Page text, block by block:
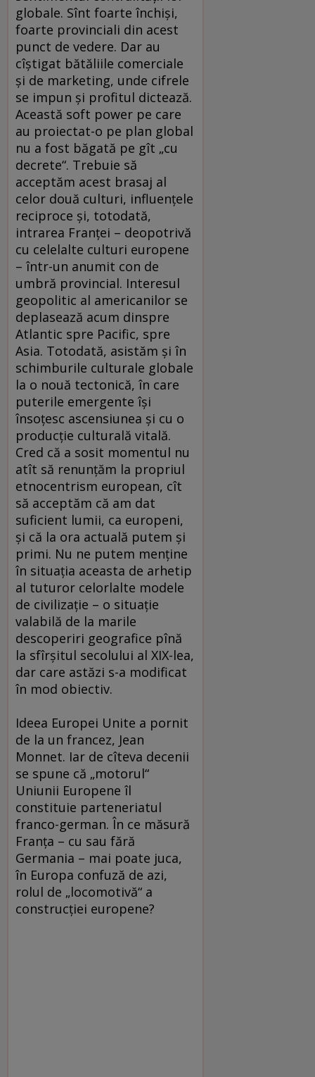
globale. Sînt foarte închişi,
foarte provinciali din acest
punct de vedere. Dar au
cîştigat bătăliile comerciale
şi de marketing, unde cifrele
se impun şi profitul dictează.
Această soft power pe care
au proiectat-o pe plan global
nu a fost băgată pe gît „cu
decrete“. Trebuie să
acceptăm acest brasaj al
celor două culturi, influenţele
reciproce şi, totodată,
intrarea Franţei – deopotrivă
cu celelalte culturi europene
– într-un anumit con de
umbră provincial. Interesul
geopolitic al americanilor se
deplasează acum dinspre
Atlantic spre Pacific, spre
Asia. Totodată, asistăm şi în
schimburile culturale globale
la o nouă tectonică, în care
puterile emergente îşi
însoţesc ascensiunea şi cu o
producţie culturală vitală.
Cred că a sosit momentul nu
atît să renunţăm la propriul
etnocentrism european, cît
să acceptăm că am dat
suficient lumii, ca europeni,
şi că la ora actuală putem şi
primi. Nu ne putem menţine
în situaţia aceasta de arhetip
al tuturor celorlalte modele
de civilizaţie – o situaţie
valabilă de la marile
descoperiri geografice pînă
la sfîrşitul secolului al XIX-lea,
dar care astăzi s-a modificat
în mod obiectiv.
Ideea Europei Unite a pornit
de la un francez, Jean
Monnet. Iar de cîteva decenii
se spune că „motorul“
Uniunii Europene îl
constituie parteneriatul
franco-german. În ce măsură
Franţa – cu sau fără
Germania – mai poate juca,
în Europa confuză de azi,
rolul de „locomotivă“ a
construcţiei europene?